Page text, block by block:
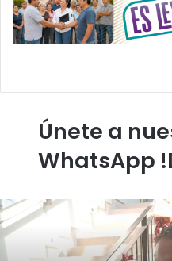
Únete a
WhatsApp